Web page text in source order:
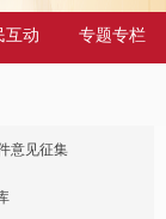
互动 专题专栏
意见征集